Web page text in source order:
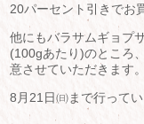
20パーセント引きでお
他にもバラサムギョプ
(100gあたり)のところ
意させていただきます。
8月21日㈰まで行って